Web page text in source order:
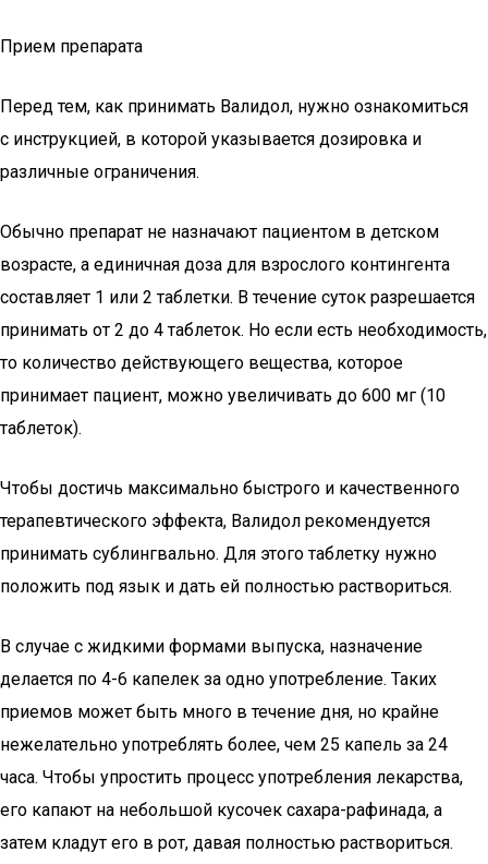
Прием препарата
Перед тем, как принимать Валидол, нужно ознакомиться
с инструкцией, в которой указывается дозировка и
различные ограничения.
Обычно препарат не назначают пациентом в детском
возрасте, а единичная доза для взрослого контингента
составляет 1 или 2 таблетки. В течение суток разрешается
принимать от 2 до 4 таблеток. Но если есть необходимость,
то количество действующего вещества, которое
принимает пациент, можно увеличивать до 600 мг (10
таблеток).
Чтобы достичь максимально быстрого и качественного
терапевтического эффекта, Валидол рекомендуется
принимать сублингвально. Для этого таблетку нужно
положить под язык и дать ей полностью раствориться.
В случае с жидкими формами выпуска, назначение
делается по 4-6 капелек за одно употребление. Таких
приемов может быть много в течение дня, но крайне
нежелательно употреблять более, чем 25 капель за 24
часа. Чтобы упростить процесс употребления лекарства,
его капают на небольшой кусочек сахара-рафинада, а
затем кладут его в рот, давая полностью раствориться.